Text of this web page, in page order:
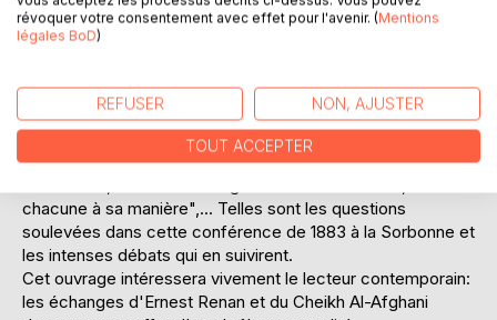
DESCRIPTION
"Pourquoi le monde musulman fait-il si peu de place aux
sciences?", "Une fois rigide en la vérité absolue et littérale
du contenu d'un livre censé contenir les pensées divines
est-elle compatible avec la recherche scientifique
chacune à sa manière",... Telles sont les questions
soulevées dans cette conférence de 1883 à la Sorbonne et
les intenses débats qui en suivirent.
Cet ouvrage intéressera vivement le lecteur contemporain:
les échanges d'Ernest Renan et du Cheikh Al-Afghani
révoquer votre consentement avec effet pour l'avenir. (Mentions
légales BoD)
REFUSER NON, AJUSTER
TOUT ACCEPTER